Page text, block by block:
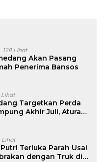
128 Lihat
Akan Pasang
Penerima Bansos
Lihat
Targetkan Perda
Akhir Juli, Aturan
Lihat
Terluka Parah Usai
dengan Truk di